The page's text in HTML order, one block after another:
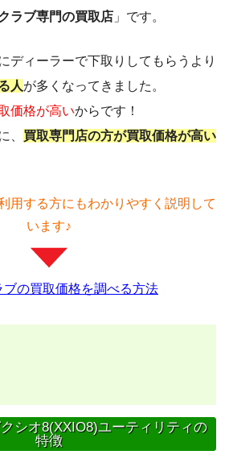
ラブ専門の買取店 」です。
ディーラーで下取りしてもらうより
人が多くなってきました。
価格が高いからです！
、 買取専門店の方が買取価格が高い
用する方にもわかりやすく説明して
います♪
ブの買取価格を調べる方法
クシオ8(XXIO8)ユーティリティの
特徴